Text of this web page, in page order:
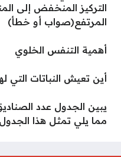
التركيز المنخفض إلى
المرتفع(صواب أو خطأ)
أهمية التنفس الخلوي
أين تعيش النباتات التي
يبين الجدول عدد
مما يلي تمثل هذا